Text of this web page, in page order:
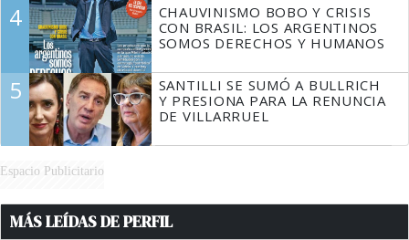
4
CHAUVINISMO BOBO Y CRISIS
CON BRASIL: LOS ARGENTINOS
SOMOS DERECHOS Y HUMANOS
5
SANTILLI SE SUMÓ A BULLRICH
Y PRESIONA PARA LA RENUNCIA
DE VILLARRUEL
Espacio Publicitario
MÁS LEÍDAS DE PERFIL